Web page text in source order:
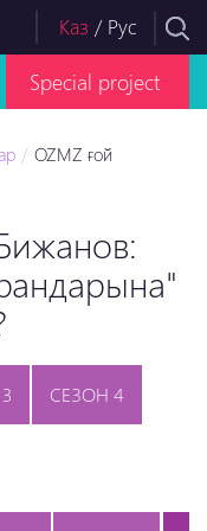
Каз / Рус
Special project
OZMZ ғой
СЕЗОН 4